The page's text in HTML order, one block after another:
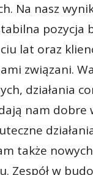
Na nasz
pozycja
lat oraz
związani.
działania
nam dobre
także
Zespół w